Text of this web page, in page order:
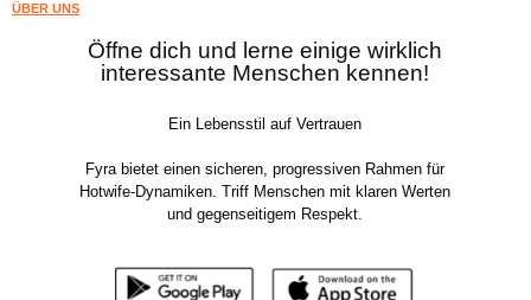
ÜBER UNS
Öffne dich und lerne einige wirklich
interessante Menschen kennen!
Ein Lebensstil auf Vertrauen
Fyra bietet einen sicheren, progressiven Rahmen für
Hotwife-Dynamiken. Triff Menschen mit klaren Werten
und gegenseitigem Respekt.